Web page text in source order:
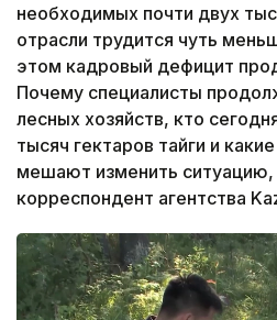
необходимых почти двух
отрасли трудится чуть
этом кадровый дефицит
Почему специалисты
лесных хозяйств, кто
тысяч гектаров тайги и
мешают изменить ситуацию,
корреспондент агентства